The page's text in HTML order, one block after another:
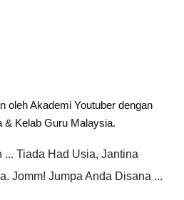
oleh Akademi Youtuber dengan
& Kelab Guru Malaysia.
Tiada Had Usia, Jantina
Jomm! Jumpa Anda Disana ...